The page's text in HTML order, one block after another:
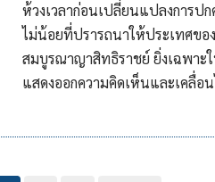
ห้วงเวลาก่อนเปลี่ยนแปลงการป
ไม่น้อยที่ปรารถนาให้ประเทศข
สมบูรณาญาสิทธิราชย์ ยิ่งเฉพาะ
แสดงออกความคิดเห็นและเคลื่อ